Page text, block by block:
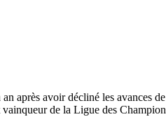
après avoir décliné les
de la Ligue des